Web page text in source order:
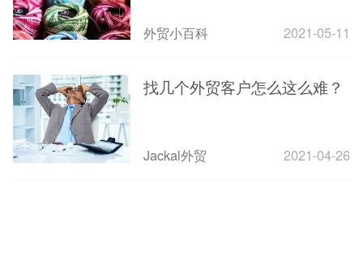
外贸小百科 2021-05-11
找几个外贸客户怎么这么难？
Jackal外贸 2021-04-26